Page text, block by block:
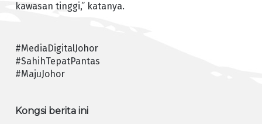
kawasan tinggi,” katanya.
#MediaDigitalJohor
#SahihTepatPantas
#MajuJohor
Kongsi berita ini